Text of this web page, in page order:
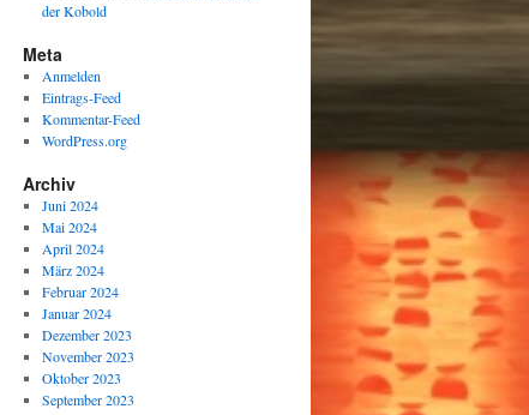
der Kobold
Meta
Anmelden
Eintrags-Feed
Kommentar-Feed
WordPress.org
Archiv
Juni 2024
Mai 2024
April 2024
März 2024
Februar 2024
Januar 2024
Dezember 2023
November 2023
Oktober 2023
September 2023